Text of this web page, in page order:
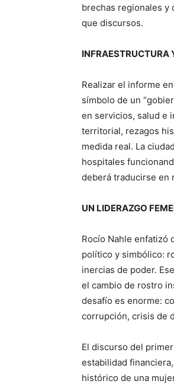
brechas regionales y
que discursos.
INFRAESTRUCTURA
Realizar el informe
símbolo de un
en servicios, salud e
territorial, rezagos
medida real. La
hospitales
deberá traducirse en
UN LIDERAZGO
Rocío Nahle enfatizó
político y simbólico:
inercias de poder.
el cambio de rostro
desafío es enorme:
corrupción, crisis de
El discurso del
estabilidad
histórico de una